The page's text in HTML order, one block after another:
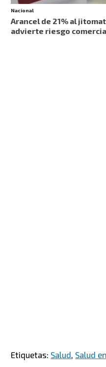
Nacional
Arancel de 21% al
advierte riesgo
Etiquetas: Salud, Salud